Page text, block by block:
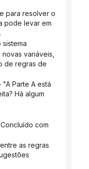
pode levar em
sistema
de regras de
Há algum